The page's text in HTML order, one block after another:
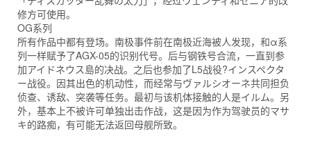
修方可使用。
OG系列
所有作品中都有登场。南极事件前在南极近海被人发现，和α系
列一样赋予了AGX-05的识别代号。后与钢铁号合流，一直到参
加アイドネウス島的决战。之后也参加了L5战役?インスペクタ
ー战役。因其出色的机动性，而经常与ヴァルシオーネ共同担负
侦查、诱敌、突袭等任务。最初与该机体接触的人是イルム。另
外，基本上不被许可单独出击作战，这是因为作为驾驶员的マサ
キ的路痴，有可能无法返回母舰所致。